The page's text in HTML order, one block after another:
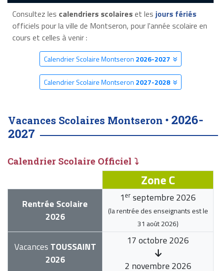
Consultez les calendriers scolaireset les jours fériés
officiels pour la ville de Montseron, pour l'année scolaire en
cours et celles à venir :
Calendrier Scolaire Montseron 2026-2027
Calendrier Scolaire Montseron 2027-2028
Vacances Scolaires Montseron • 2026-
2027
Calendrier Scolaire Officiel ⤵
Zone C
Rentrée Scolaire
2026
1 er septembre 2026
(la rentrée des enseignants est le
31 août 2026)
Vacances TOUSSAINT
2026
17 octobre 2026
2 novembre 2026